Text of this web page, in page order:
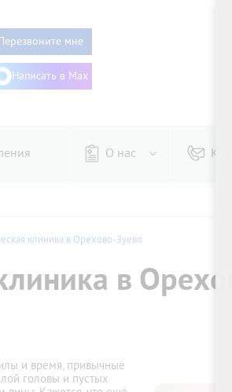
Перезвоните мне
Написать в Max
О нас
клиника в Орехово-Зуево
в
и время, привычные
головы и пустых